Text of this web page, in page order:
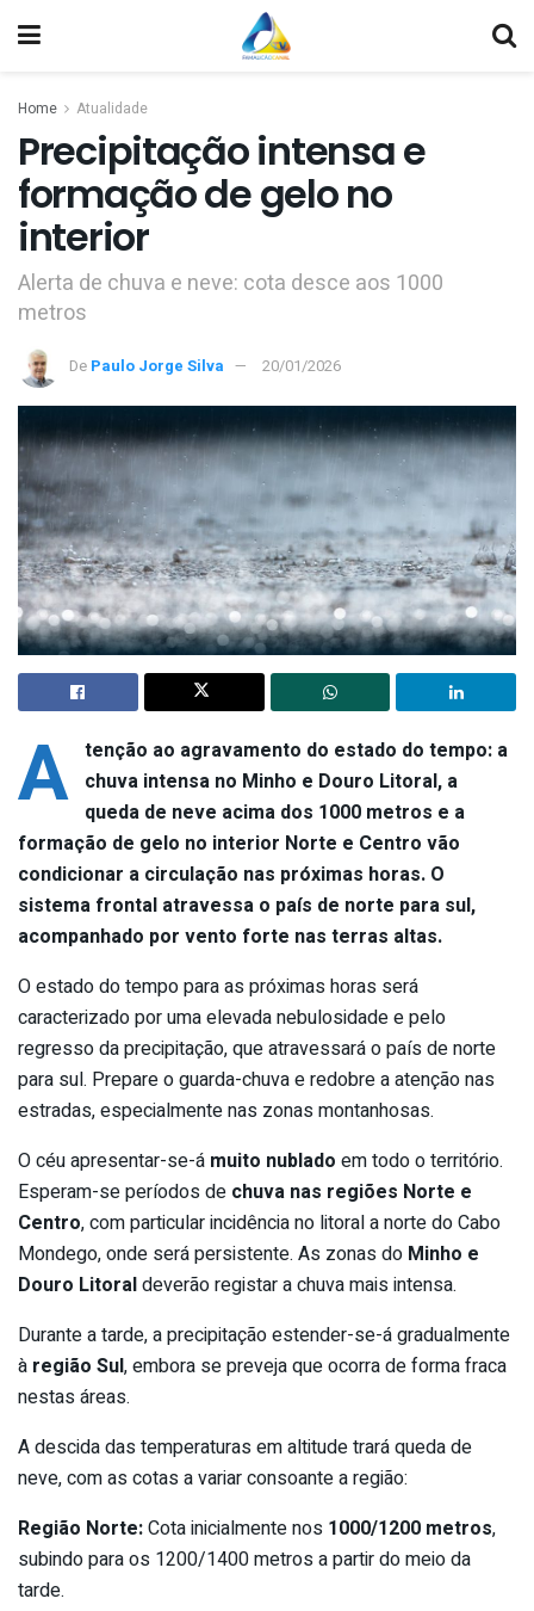
Home Atualidade
Precipitação intensa e
formação de gelo no
interior
Alerta de chuva e neve: cota desce aos 1000
metros
De Paulo Jorge Silva 20/01/2026
A tenção ao agravamento do estado do tempo: a
chuva intensa no Minho e Douro Litoral, a
queda de neve acima dos 1000 metros e a
formação de gelo no interior Norte e Centro vão
condicionar a circulação nas próximas horas. O
sistema frontal atravessa o país de norte para sul,
acompanhado por vento forte nas terras altas.
O estado do tempo para as próximas horas será
caracterizado por uma elevada nebulosidade e pelo
regresso da precipitação, que atravessará o país de norte
para sul. Prepare o guarda-chuva e redobre a atenção nas
estradas, especialmente nas zonas montanhosas.
O céu apresentar-se-á muito nublado em todo o território.
Esperam-se períodos de chuva nas regiões Norte e
Centro, com particular incidência no litoral a norte do Cabo
Mondego, onde será persistente. As zonas do Minho e
Douro Litoraldeverão registar a chuva mais intensa.
Durante a tarde, a precipitação estender-se-á gradualmente
à região Sul, embora se preveja que ocorra de forma fraca
nestas áreas.
A descida das temperaturas em altitude trará queda de
neve, com as cotas a variar consoante a região:
Região Norte:Cota inicialmente nos 1000/1200 metros,
subindo para os 1200/1400 metros a partir do meio da
tarde.